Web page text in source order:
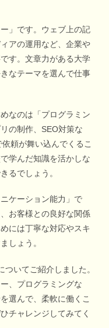
」です。ウェブ上の記
アの運用など、企業や
す。文章力がある大学
なテーマを選んで仕事
なのは「プログラミン
の制作、SEO対策な
頼が舞い込んでくるこ
学んだ知識を活かしな
るでしょう。
ケーション能力」で
お客様との良好な関係
には丁寧な対応やスキ
しょう。
いてご紹介しました。
、プログラミングな
選んで、柔軟に働くこ
チャレンジしてみてく